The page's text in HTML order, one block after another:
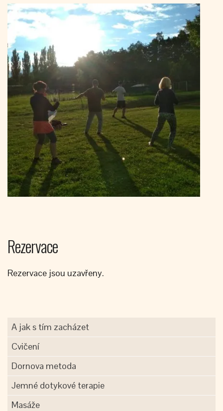
Rezervace
Rezervace jsou uzavřeny.
A jak s tím zacházet
Cvičení
Dornova metoda
Jemné dotykové terapie
Masáže